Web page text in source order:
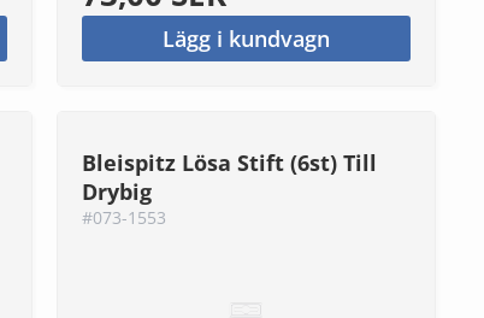
Lägg i kundvagn
Bleispitz Lösa Stift (6st) Till
Drybig
#073-1553